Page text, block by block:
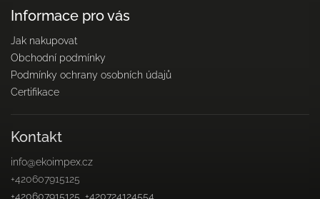
Informace pro vás
Jak nakupovat
Obchodní podmínky
Podmínky ochrany osobních údajů
Certifikace
Kontakt
info@ekoimpex.cz
+420607915125
+420607915125, +420724124554,